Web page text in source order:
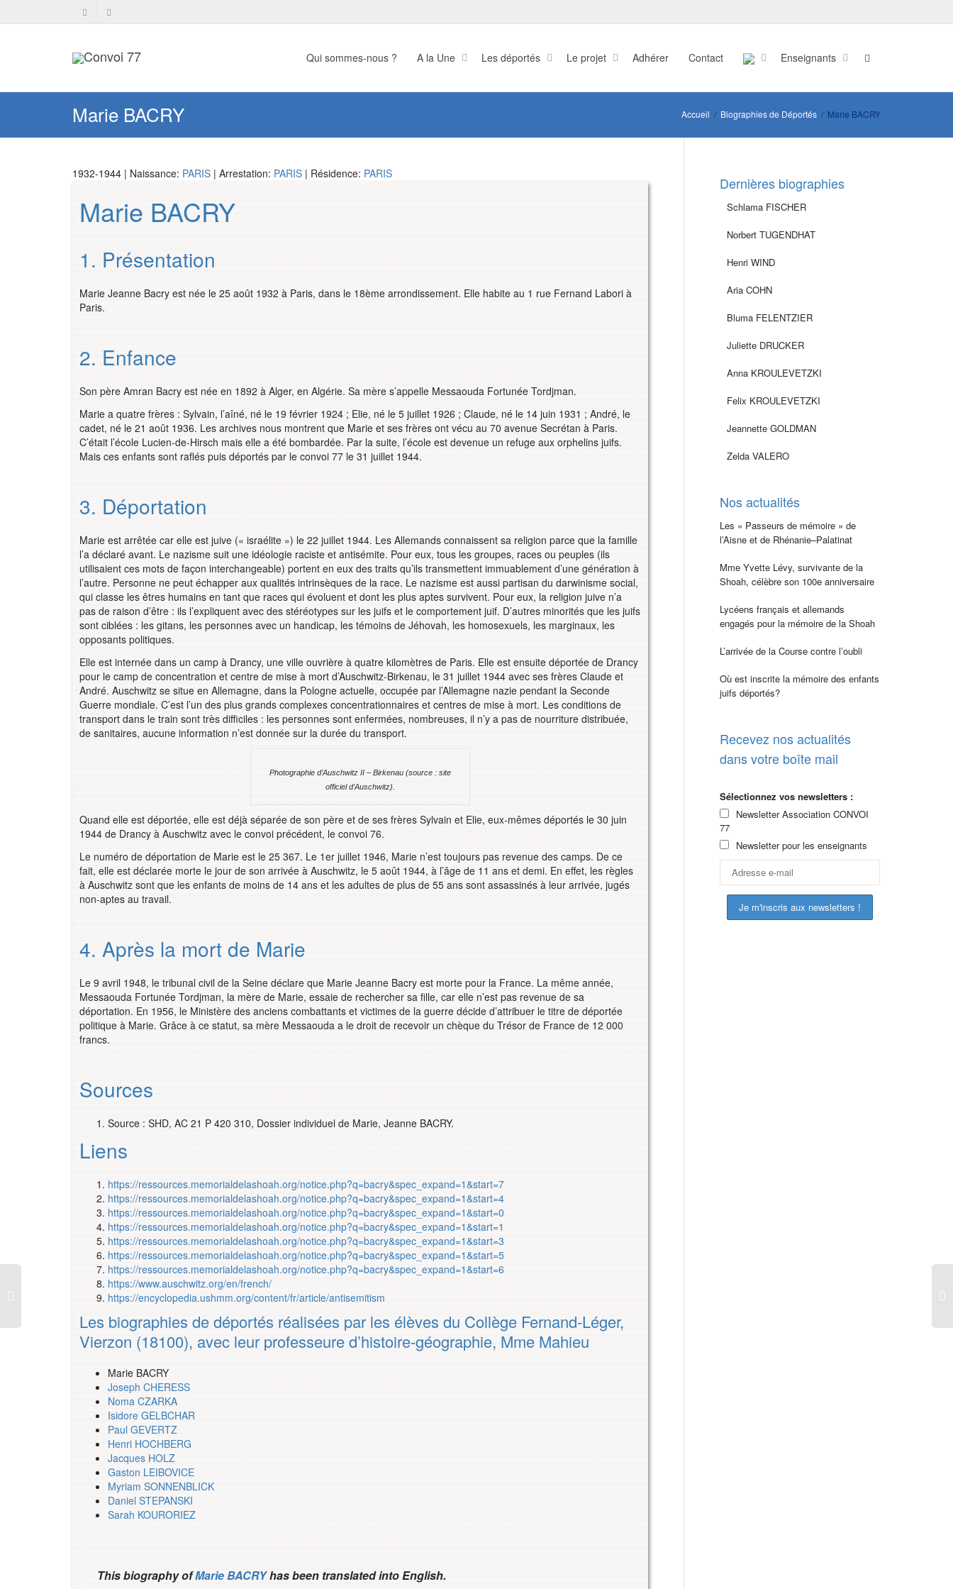
Qui sommes-nous ? A la Une Les déportés Le projet Adhérer Contact Enseignants
Marie BACRY Accueil Biographies de Déportés Marie BACRY
1932-1944 | Naissance: PARIS | Arrestation: PARIS | Résidence: PARIS
Marie BACRY
1. Présentation
Marie Jeanne Bacry est née le 25 août 1932 à Paris, dans le 18ème arrondissement. Elle habite au 1 rue Fernand Labori à
Paris.
2. Enfance
Son père Amran Bacry est née en 1892 à Alger, en Algérie. Sa mère s’appelle Messaouda Fortunée Tordjman.
Marie a quatre frères : Sylvain, l’aîné, né le 19 février 1924 ; Elie, né le 5 juillet 1926 ; Claude, né le 14 juin 1931 ; André, le
cadet, né le 21 août 1936. Les archives nous montrent que Marie et ses frères ont vécu au 70 avenue Secrétan à Paris.
C’était l’école Lucien-de-Hirsch mais elle a été bombardée. Par la suite, l’école est devenue un refuge aux orphelins juifs.
Mais ces enfants sont raflés puis déportés par le convoi 77 le 31 juillet 1944.
3. Déportation
Marie est arrêtée car elle est juive (« israélite ») le 22 juillet 1944. Les Allemands connaissent sa religion parce que la famille
l’a déclaré avant. Le nazisme suit une idéologie raciste et antisémite. Pour eux, tous les groupes, races ou peuples (ils
utilisaient ces mots de façon interchangeable) portent en eux des traits qu’ils transmettent immuablement d’une génération à
l’autre. Personne ne peut échapper aux qualités intrinsèques de la race. Le nazisme est aussi partisan du darwinisme social,
qui classe les êtres humains en tant que races qui évoluent et dont les plus aptes survivent. Pour eux, la religion juive n’a
pas de raison d’être : ils l’expliquent avec des stéréotypes sur les juifs et le comportement juif. D’autres minorités que les juifs
sont ciblées : les gitans, les personnes avec un handicap, les témoins de Jéhovah, les homosexuels, les marginaux, les
opposants politiques.
Elle est internée dans un camp à Drancy, une ville ouvrière à quatre kilomètres de Paris. Elle est ensuite déportée de Drancy
pour le camp de concentration et centre de mise à mort d’Auschwitz-Birkenau, le 31 juillet 1944 avec ses frères Claude et
André. Auschwitz se situe en Allemagne, dans la Pologne actuelle, occupée par l’Allemagne nazie pendant la Seconde
Guerre mondiale. C’est l’un des plus grands complexes concentrationnaires et centres de mise à mort. Les conditions de
transport dans le train sont très difficiles : les personnes sont enfermées, nombreuses, il n’y a pas de nourriture distribuée,
de sanitaires, aucune information n’est donnée sur la durée du transport.
Photographie d’Auschwitz II – Birkenau (source : site
officiel d’Auschwitz).
Quand elle est déportée, elle est déjà séparée de son père et de ses frères Sylvain et Elie, eux-mêmes déportés le 30 juin
1944 de Drancy à Auschwitz avec le convoi précédent, le convoi 76.
Le numéro de déportation de Marie est le 25 367. Le 1er juillet 1946, Marie n’est toujours pas revenue des camps. De ce
fait, elle est déclarée morte le jour de son arrivée à Auschwitz, le 5 août 1944, à l’âge de 11 ans et demi. En effet, les règles
à Auschwitz sont que les enfants de moins de 14 ans et les adultes de plus de 55 ans sont assassinés à leur arrivée, jugés
non-aptes au travail.
4. Après la mort de Marie
Le 9 avril 1948, le tribunal civil de la Seine déclare que Marie Jeanne Bacry est morte pour la France. La même année,
Messaouda Fortunée Tordjman, la mère de Marie, essaie de rechercher sa fille, car elle n’est pas revenue de sa
déportation. En 1956, le Ministère des anciens combattants et victimes de la guerre décide d’attribuer le titre de déportée
politique à Marie. Grâce à ce statut, sa mère Messaouda a le droit de recevoir un chèque du Trésor de France de 12 000
francs.
Sources
Source : SHD, AC 21 P 420 310, Dossier individuel de Marie, Jeanne BACRY.
Liens
https://ressources.memorialdelashoah.org/notice.php?q=bacry&spec_expand=1&start=7
https://ressources.memorialdelashoah.org/notice.php?q=bacry&spec_expand=1&start=4
https://ressources.memorialdelashoah.org/notice.php?q=bacry&spec_expand=1&start=0
https://ressources.memorialdelashoah.org/notice.php?q=bacry&spec_expand=1&start=1
https://ressources.memorialdelashoah.org/notice.php?q=bacry&spec_expand=1&start=3
https://ressources.memorialdelashoah.org/notice.php?q=bacry&spec_expand=1&start=5
https://ressources.memorialdelashoah.org/notice.php?q=bacry&spec_expand=1&start=6
https://www.auschwitz.org/en/french/
https://encyclopedia.ushmm.org/content/fr/article/antisemitism
Les biographies de déportés réalisées par les élèves du Collège Fernand-Léger,
Vierzon (18100), avec leur professeure d’histoire-géographie, Mme Mahieu
Marie BACRY
Joseph CHERESS
Noma CZARKA
Isidore GELBCHAR
Paul GEVERTZ
Henri HOCHBERG
Jacques HOLZ
Gaston LEIBOVICE
Myriam SONNENBLICK
Daniel STEPANSKI
Sarah KOURORIEZ
This biography ofMarie BACRYhas been translated into English.
Dernières biographies
Schlama FISCHER
Norbert TUGENDHAT
Henri WIND
Aria COHN
Bluma FELENTZIER
Juliette DRUCKER
Anna KROULEVETZKI
Felix KROULEVETZKI
Jeannette GOLDMAN
Zelda VALERO
Nos actualités
Les « Passeurs de mémoire » de
l’Aisne et de Rhénanie–Palatinat
Mme Yvette Lévy, survivante de la
Shoah, célèbre son 100e anniversaire
Lycéens français et allemands
engagés pour la mémoire de la Shoah
L’arrivée de la Course contre l’oubli
Où est inscrite la mémoire des enfants
juifs déportés?
Recevez nos actualités
dans votre boîte mail
Sélectionnez vos newsletters :
Newsletter Association CONVOI
77
Newsletter pour les enseignants